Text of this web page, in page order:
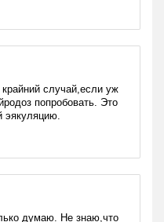
случай,если уж
попробовать. Это
эякуляцию.
думаю. Не знаю,что